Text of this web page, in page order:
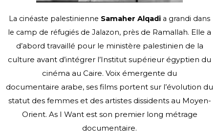
La cinéaste palestinienne Samaher Alqadi a grandi dans
le camp de réfugiés de Jalazon, près de Ramallah. Elle a
d’abord travaillé pour le ministère palestinien de la
culture avant d’intégrer l’Institut supérieur égyptien du
cinéma au Caire. Voix émergente du
documentaire arabe, ses films portent sur l’évolution du
statut des femmes et des artistes dissidents au Moyen-
Orient. As I Want est son premier long métrage
documentaire.